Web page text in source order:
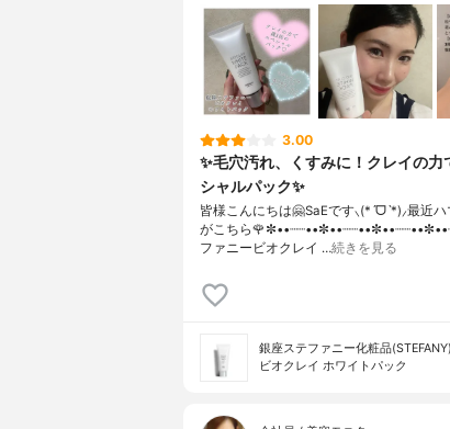
3.00
✨毛穴汚れ、くすみに！クレイの力
シャルパック✨
皆様こんにちは🤗SaEです⸜(*ˊᗜˋ*)⸝最近
がこちら
ファニービオクレイ …続きを見る
銀座ステファニー化粧品(STEFANY)
ビオクレイ ホワイトパック